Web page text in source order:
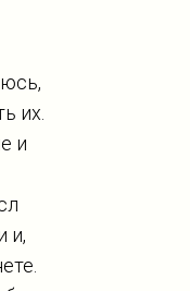
их.
и
и,